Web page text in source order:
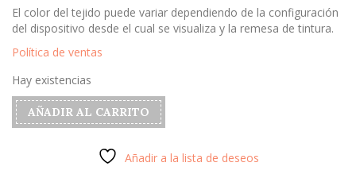
El color del tejido puede variar dependiendo de la configuración
del dispositivo desde el cual se visualiza y la remesa de tintura.
Política de ventas
Hay existencias
Damasco
modelo
AÑADIR AL CARRITO
Añadir a la lista de deseos